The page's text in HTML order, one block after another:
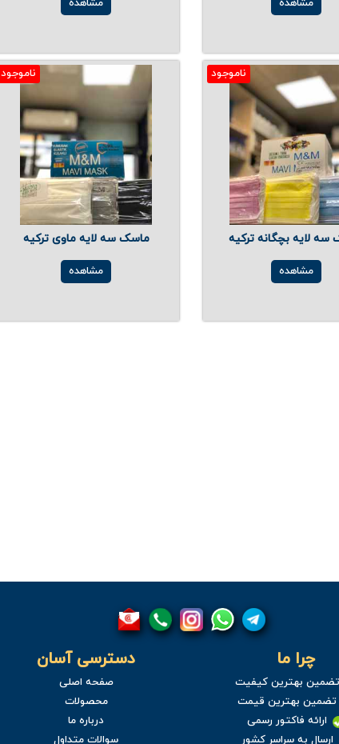
مشاهده مشاهده
ناموجود
لایه بچگانه ترکیه
مشاهده
ناموجود
ماسک سه لایه ماوی ترکیه
مشاهده
چرا ما
تضمین بهترین کیفیت
تضمین بهترین قیمت
ارائه فاکتور رسمی
ارسال به سراسر کشور
دسترسی آسان
صفحه اصلی
محصولات
درباره ما
سوالات متداول